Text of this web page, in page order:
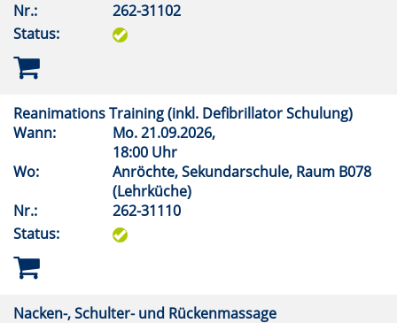
Nr.:
262-31102
Status:
Reanimations Training (inkl. Defibrillator Schulung)
Wann:
Mo.21.09.2026,
18:00 Uhr
Wo:
Anröchte, Sekundarschule, Raum B078
(Lehrküche)
Nr.:
262-31110
Status:
Nacken-, Schulter- und Rückenmassage